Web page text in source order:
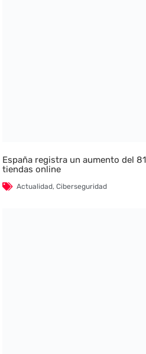
España registra un aumento del
tiendas online
Actualidad,Ciberseguridad